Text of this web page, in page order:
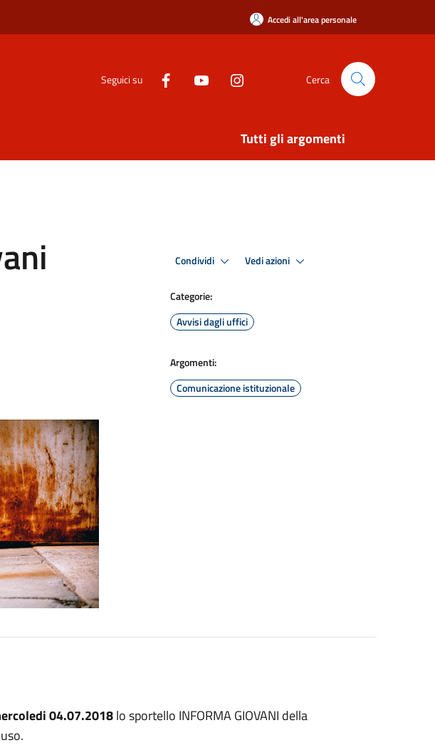
Accedi all'area personale
Seguici su Cerca
Tutti gli argomenti
Condividi Vedi azioni
Categorie:
Avvisi dagli uffici
Argomenti:
Comunicazione istituzionale
04.07.2018lo sportello INFORMA GIOVANI della